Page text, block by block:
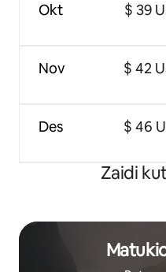
Okt
Nov
Des
$ 39
$ 42
$ 46
Zaidi